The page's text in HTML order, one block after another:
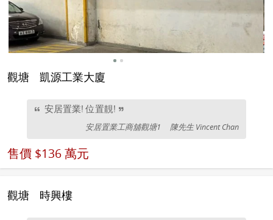
觀塘 凱源工業大廈
安居置業! 位置靚!
安居置業工商舖觀塘1 陳先生 Vincent Chan
售價 $136 萬元
觀塘 時興樓